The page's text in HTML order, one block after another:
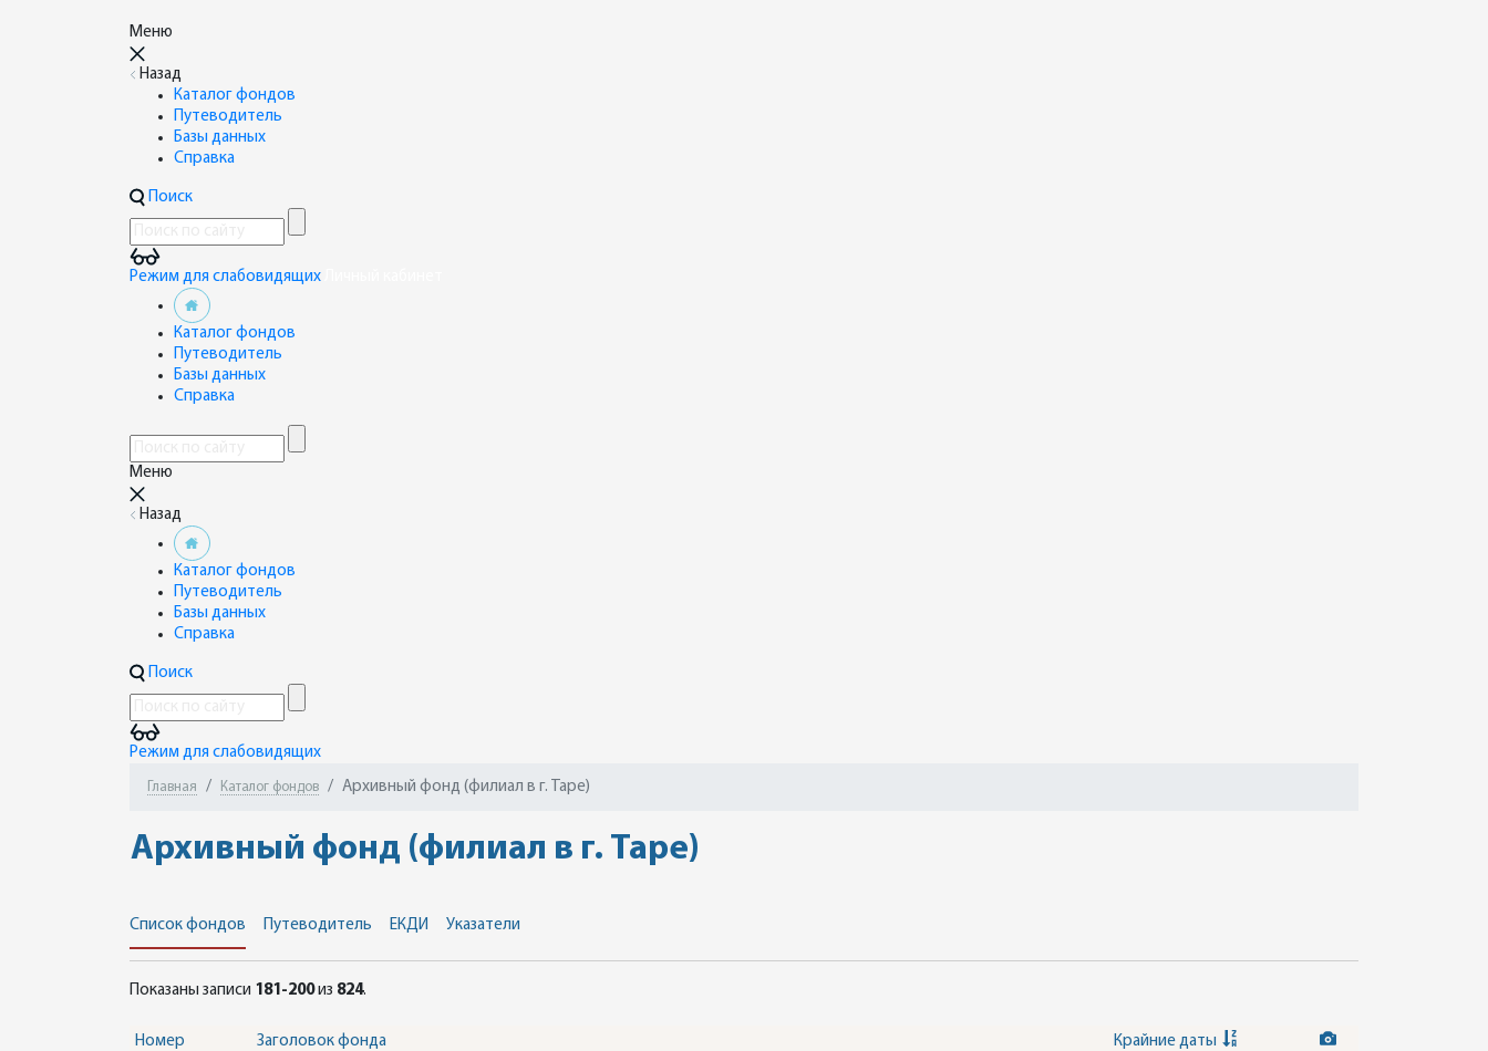
Меню
Назад
Каталог фондов
Путеводитель
Базы данных
Справка
Поиск
Режим для слабовидящих
Каталог фондов
Путеводитель
Базы данных
Справка
Меню
Назад
Каталог фондов
Путеводитель
Базы данных
Справка
Поиск
Режим для слабовидящих
Главная Каталог фондов Архивный фонд (филиал в г. Таре)
Архивный фонд (филиал в г. Таре)
Список фондов Путеводитель ЕКДИ Указатели
Показаны записи 181-200из 824.
Номер Заголовок фонда Крайние даты